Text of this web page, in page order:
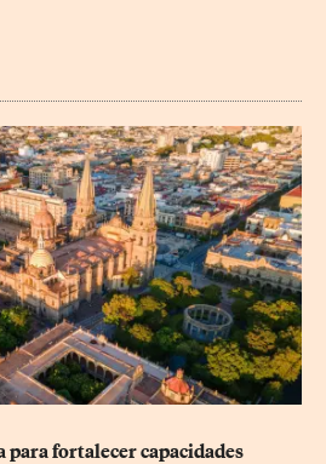
para fortalecer capacidades